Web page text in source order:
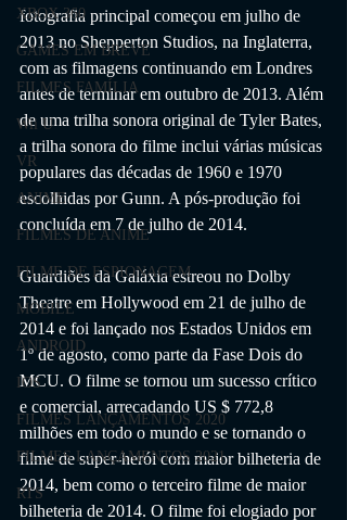
XBOX 360
GAMES EM BREVE
FILMES FAMÍLIA
Wii U
VR
ANIME
FILMES DE ANIME
FILME DE ESPIONAGEM
MOBILE
ANDROID
IOS
FILMES LANÇAMENTOS 2020
FILMES LANÇAMENTOS 2021
RTS
fotografia principal começou em julho de
2013 no Shepperton Studios, na Inglaterra,
com as filmagens continuando em Londres
antes de terminar em outubro de 2013. Além
de uma trilha sonora original de Tyler Bates,
a trilha sonora do filme inclui várias músicas
populares das décadas de 1960 e 1970
escolhidas por Gunn. A pós-produção foi
concluída em 7 de julho de 2014.
Guardiões da Galáxia estreou no Dolby
Theatre em Hollywood em 21 de julho de
2014 e foi lançado nos Estados Unidos em
1º de agosto, como parte da Fase Dois do
MCU. O filme se tornou um sucesso crítico
e comercial, arrecadando US $ 772,8
milhões em todo o mundo e se tornando o
filme de super-herói com maior bilheteria de
2014, bem como o terceiro filme de maior
bilheteria de 2014. O filme foi elogiado por